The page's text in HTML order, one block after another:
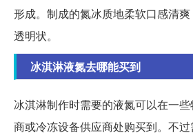
形成。制成的氮冰质地柔软口感清
透明状。
冰淇淋液氮去哪能买到
冰淇淋制作时需要的液氮可以在一
商或冷冻设备供应商处购买到。不